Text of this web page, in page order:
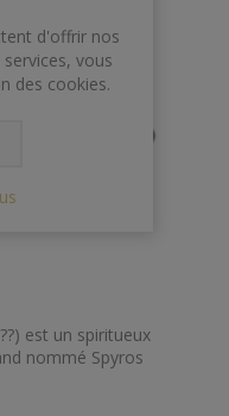
est un spiritueux
nommé Spyros
de vins de muscat
d'offrir nos
vous
des cookies.